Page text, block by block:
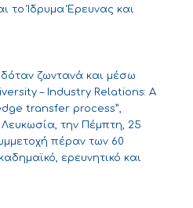
το Ίδρυμα Έρευνας και
ζωντανά και μέσω
– Industry Relations: A
transfer process”,
την Πέμπτη, 25
πέραν των 60
ερευνητικό και